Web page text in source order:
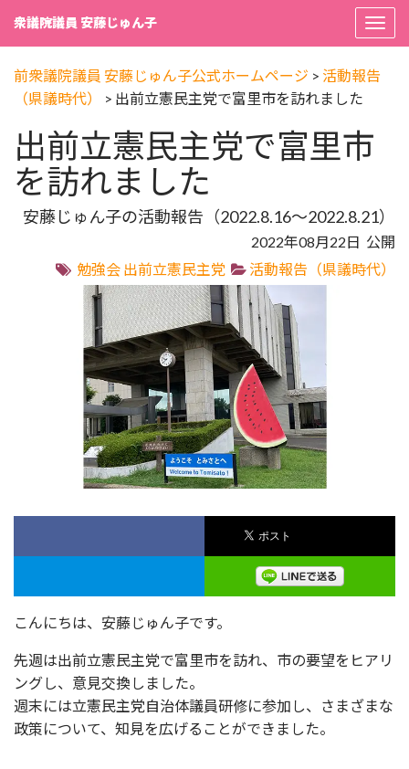
衆議院議員 安藤じゅん子
前衆議院議員 安藤じゅん子公式ホームページ > 活動報告
（県議時代）
> 出前立憲民主党で富里市を訪れました
出前立憲民主党で富里市
を訪れました
安藤じゅん子の活動報告（2022.8.16～2022.8.21）
2022年08月22日 公開
勉強会 出前立憲民主党 活動報告（県議時代）
こんにちは、安藤じゅん子です。
先週は出前立憲民主党で富里市を訪れ、市の要望をヒアリ
ングし、意見交換しました。
週末には立憲民主党自治体議員研修に参加し、さまざまな
政策について、知見を広げることができました。